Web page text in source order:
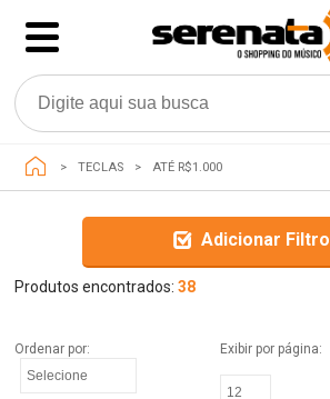
TECLAS ATÉ R$1.000
Adicionar Filtro
Produtos encontrados: 38
Ordenar por: